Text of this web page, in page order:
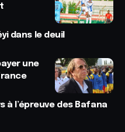
dans le deuil
une
à l’épreuve des Bafana